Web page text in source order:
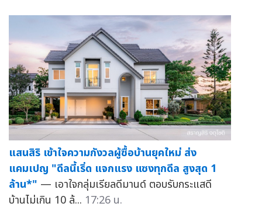
แสนสิริ เข้าใจความกังวลผู้ซื้อบ้านยุคใหม่ ส่ง
แคมเปญ "ดีลนี้เริ่ด แจกแรง แซงทุกดีล สูงสุด 1
ล้าน*" — เอาใจกลุ่มเรียลดีมานด์ ตอบรับกระแสดี
บ้านไม่เกิน 10 ล้... 17:26 น.